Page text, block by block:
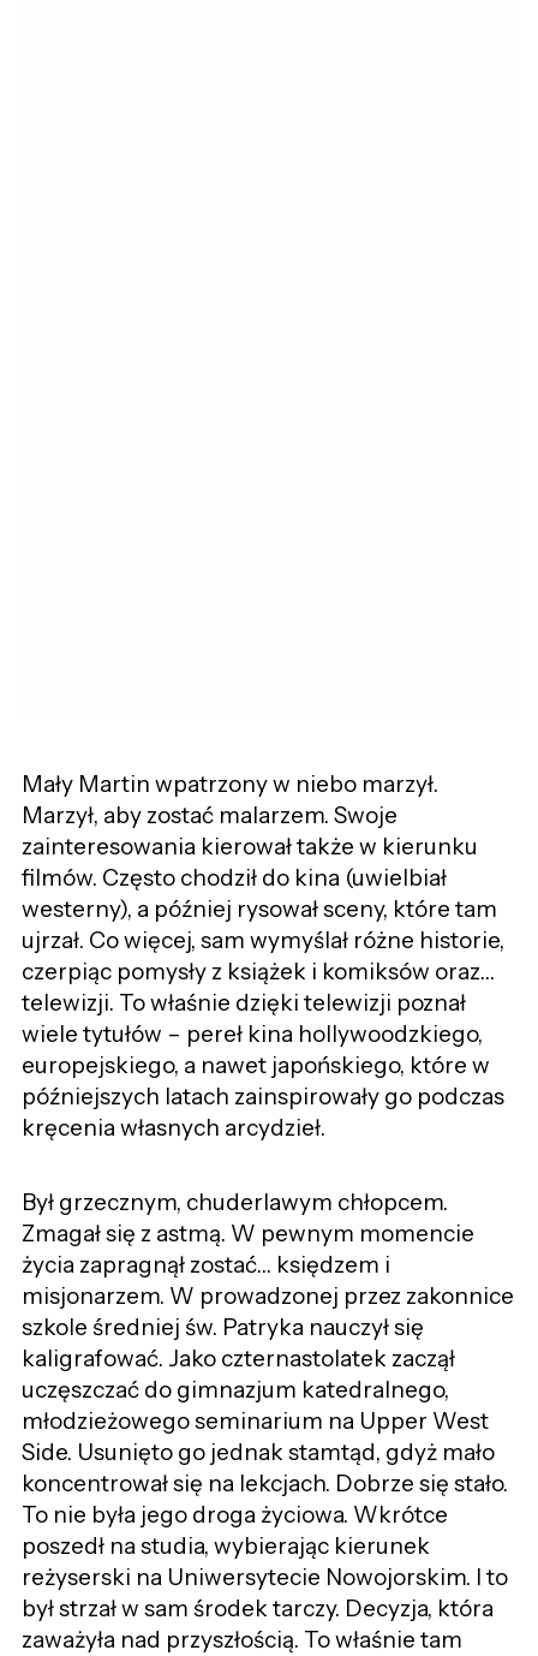
Mały Martin wpatrzony w niebo marzył.
Marzył, aby zostać malarzem. Swoje
zainteresowania kierował także w kierunku
filmów. Często chodził do kina (uwielbiał
westerny), a później rysował sceny, które tam
ujrzał. Co więcej, sam wymyślał różne historie,
czerpiąc pomysły z książek i komiksów oraz…
telewizji. To właśnie dzięki telewizji poznał
wiele tytułów – pereł kina hollywoodzkiego,
europejskiego, a nawet japońskiego, które w
późniejszych latach zainspirowały go podczas
kręcenia własnych arcydzieł.
Był grzecznym, chuderlawym chłopcem.
Zmagał się z astmą. W pewnym momencie
życia zapragnął zostać… księdzem i
misjonarzem. W prowadzonej przez zakonnice
szkole średniej św. Patryka nauczył się
kaligrafować. Jako czternastolatek zaczął
uczęszczać do gimnazjum katedralnego,
młodzieżowego seminarium na Upper West
Side. Usunięto go jednak stamtąd, gdyż mało
koncentrował się na lekcjach. Dobrze się stało.
To nie była jego droga życiowa. Wkrótce
poszedł na studia, wybierając kierunek
reżyserski na Uniwersytecie Nowojorskim. I to
był strzał w sam środek tarczy. Decyzja, która
zaważyła nad przyszłością. To właśnie tam